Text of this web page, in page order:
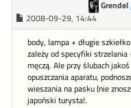
Grendel
2008-09-29, 14:44
body, lampa + długie
zależy od specyfiki
męczą. Ale przy ślubach
opuszczania aparatu,
wieszania na pasku (nie
japoński turysta!.